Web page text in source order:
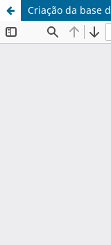
Criação da base